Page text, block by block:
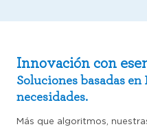
Innovación con
Soluciones basadas
necesidades.
Más que algoritmos,